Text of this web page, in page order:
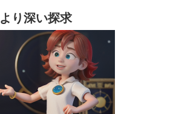
より深い探求